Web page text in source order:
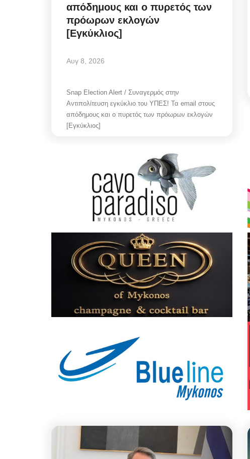
απόδημους και ο πυρετός των
πρόωρων εκλογών
[Εγκύκλιος]
Αυγ 8, 2026
Snap Election Alert / Συναγερμός στην
Αντιπολίτευση εγκύκλιο του ΥΠΕΣ! Τα email στους
απόδημους και ο πυρετός των πρόωρων εκλογών
[Εγκύκλιος]